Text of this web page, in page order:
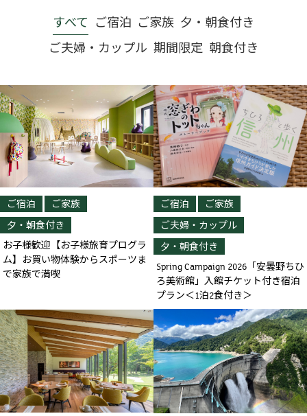
すべて ご宿泊 ご家族 夕・朝食付き
ご夫婦・カップル 期間限定 朝食付き
ご宿泊
ご家族
夕・朝食付き
お子様歓迎【お子様旅育プログラ
ム】お買い物体験からスポーツま
で家族で満喫
ご宿泊
ご家族
ご夫婦・カップル
夕・朝食付き
Spring Campaign 2026「安曇野ちひ
ろ美術館」入館チケット付き宿泊
プラン＜1泊2食付き＞